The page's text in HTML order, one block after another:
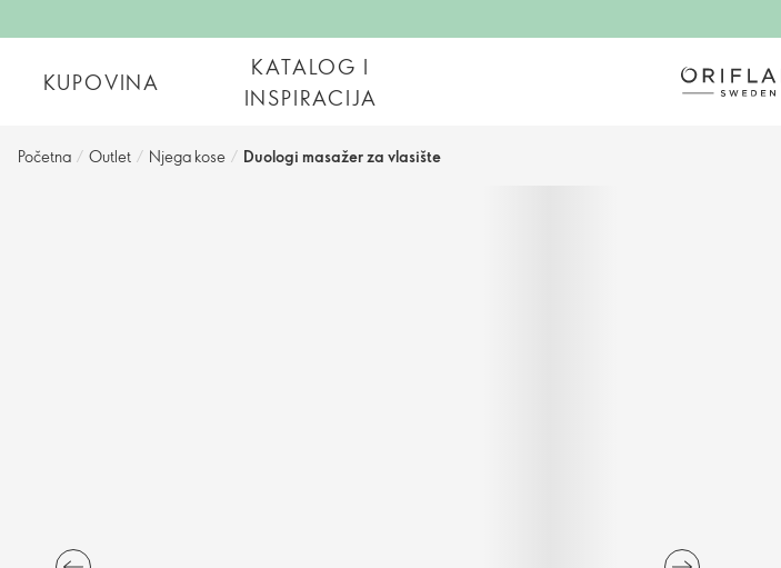
KUPOVINA
KATALOG I
INSPIRACIJA
Početna / Outlet / Njega kose / Duologi masažer za vlasište